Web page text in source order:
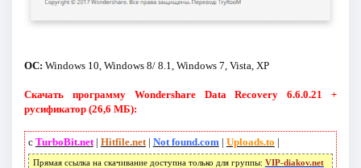
ОС: Windows 10, Windows 8/ 8.1, Windows 7, Vista, XP
Скачать программу Wondershare Data Recovery 6.6.0.21 +
русификатор (26,6 МБ):
с TurboBit.net| Hitfile.net| Not found.com| Uploads.to |
Прямая ссылка на скачивание доступна только для группы: VIP-diakov.net